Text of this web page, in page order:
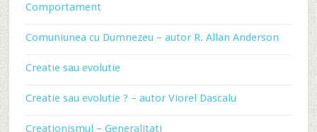
Comportament
Comuniunea cu Dumnezeu – autor R. Allan Anderson
Creatie sau evolutie
Creatie sau evolutie ? – autor Viorel Dascalu
Creationismul – Generalitati